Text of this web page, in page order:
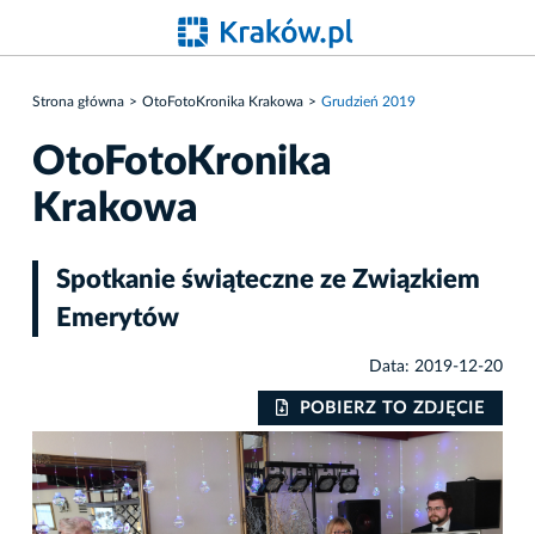
Strona główna OtoFotoKronika Krakowa Grudzień 2019
OtoFotoKronika
Krakowa
Spotkanie świąteczne ze Związkiem
Emerytów
Data: 2019-12-20
POBIERZ TO ZDJĘCIE